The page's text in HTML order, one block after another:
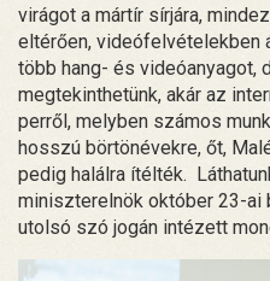
virágot a mártír sírjára,
eltérően, videófelvételekben
több hang- és videóanyagot,
megtekinthetünk, akár az
perről, melyben számos
hosszú börtönévekre, őt,
pedig halálra ítélték.
miniszterelnök október 23-ai
utolsó szó jogán intézett